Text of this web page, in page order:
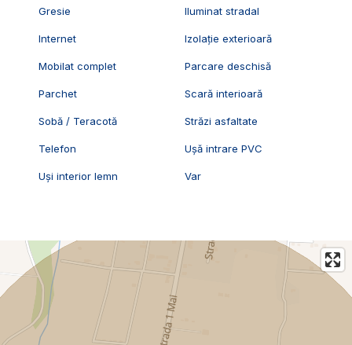
Gresie Iluminat stradal
Internet Izolație exterioară
Mobilat complet Parcare deschisă
Parchet Scară interioară
Sobă / Teracotă Străzi asfaltate
Telefon Ușă intrare PVC
Uși interior lemn Var